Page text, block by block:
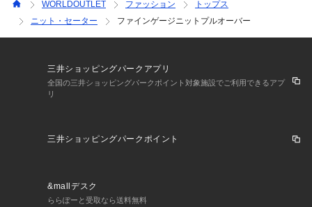
※照明の関係により、実際よりも色味が違って見える場合があ
ります。また、パソコン・スマートフォンなどの環境により、
若干製品と画像のカラーが異なる場合もございます。
WORLDOUTLET ファッション
トップス
ニット・セーター
ファインゲージニットプルオーバー
三井ショッピングパークアプリ
全国の三井ショッピングパークポイント対象施設でご利用できるアプ
リ
三井ショッピングパークポイント
&mallデスク
ららぽーと受取なら送料無料